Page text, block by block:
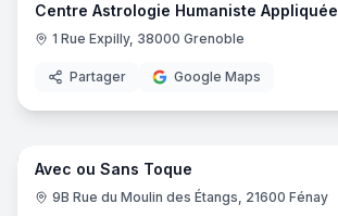
Centre Astrologie Humaniste Appliquée
1 Rue Expilly, 38000 Grenoble
Partager Google Maps
Avec ou Sans Toque
9B Rue du Moulin des Étangs, 21600 Fénay